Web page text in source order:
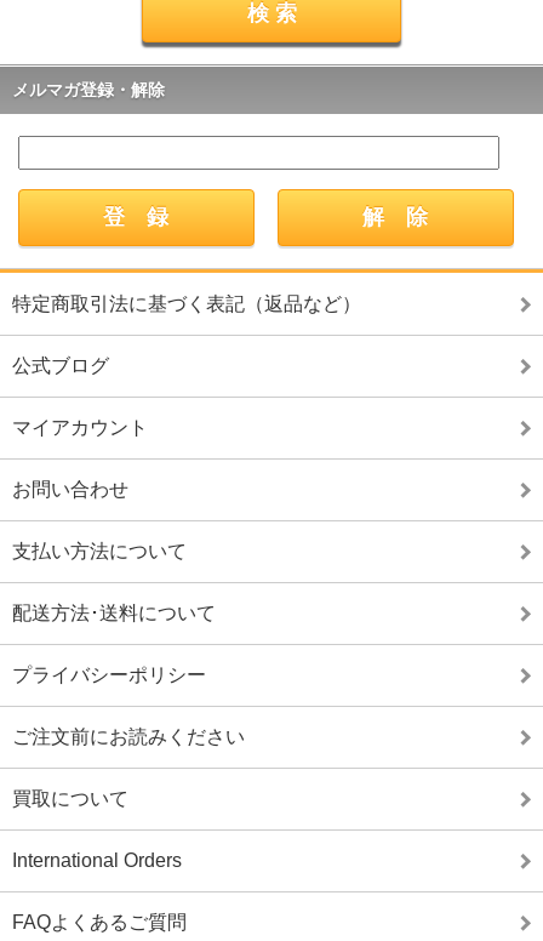
メルマガ登録・解除
特定商取引法に基づく表記（返品など）
公式ブログ
マイアカウント
お問い合わせ
支払い方法について
配送方法･送料について
プライバシーポリシー
ご注文前にお読みください
買取について
International Orders
FAQよくあるご質問